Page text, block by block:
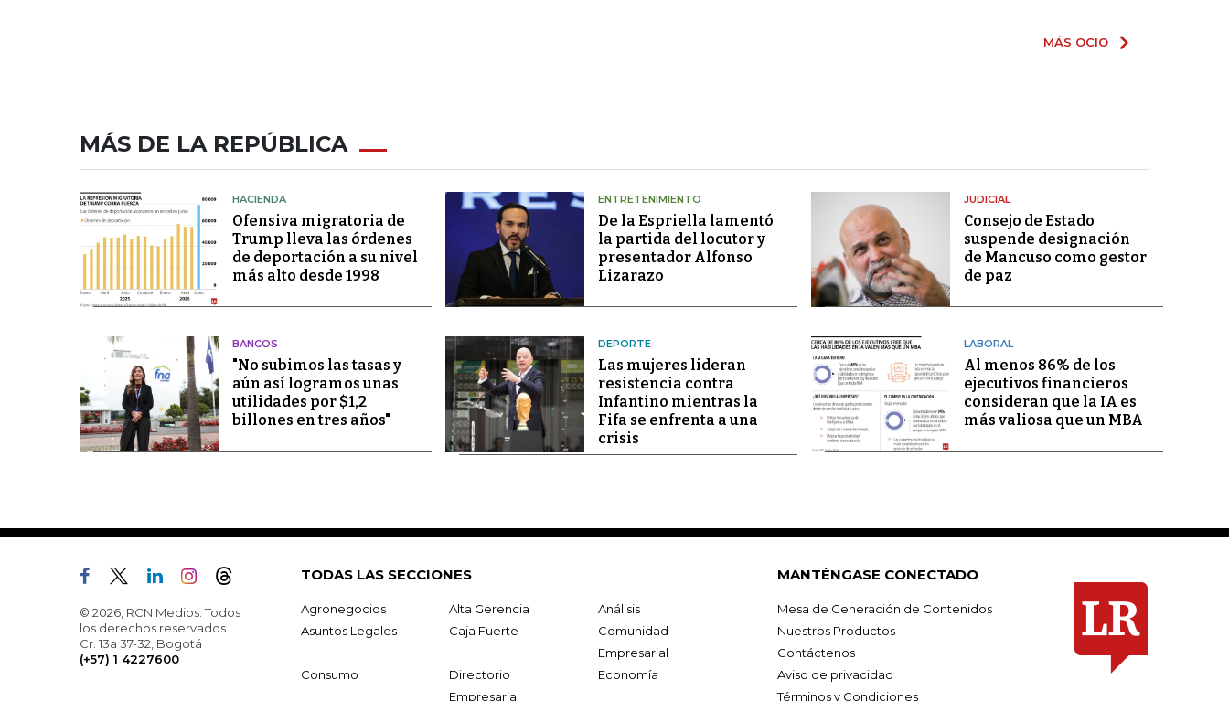
MÁS OCIO
MÁS DE LA REPÚBLICA
HACIENDA
Ofensiva migratoria de
Trump lleva las órdenes
de deportación a su nivel
más alto desde 1998
ENTRETENIMIENTO
De la Espriella lamentó
la partida del locutor y
presentador Alfonso
Lizarazo
JUDICIAL
Consejo de Estado
suspende designación
de Mancuso como gestor
de paz
BANCOS
"No subimos las tasas y
aún así logramos unas
utilidades por $1,2
billones en tres años"
DEPORTE
Las mujeres lideran
resistencia contra
Infantino mientras la
Fifa se enfrenta a una
crisis
LABORAL
Al menos 86% de los
ejecutivos financieros
consideran que la IA es
más valiosa que un MBA
© 2026, RCN Medios. Todos
los derechos reservados.
Cr. 13a 37-32, Bogotá
(+57) 1 4227600
TODAS LAS SECCIONES
Agronegocios Alta Gerencia
Análisis
Asuntos Legales
Caja Fuerte
Comunidad
Empresarial
Consumo
Directorio
Empresarial
Economía
MANTÉNGASE CONECTADO
Mesa de Generación de Contenidos
Nuestros Productos
Contáctenos
Aviso de privacidad
Términos y Condiciones